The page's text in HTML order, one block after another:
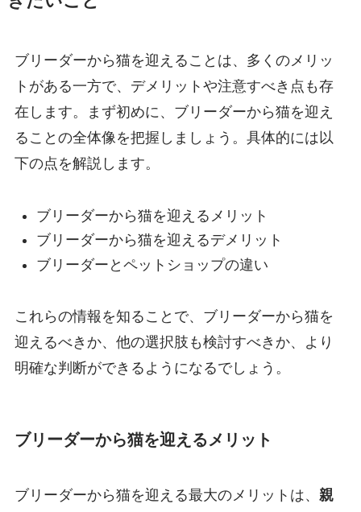
ブリーダーから猫を迎えることは、多くのメリッ
トがある一方で、デメリットや注意すべき点も存
在します。まず初めに、ブリーダーから猫を迎え
ることの全体像を把握しましょう。具体的には以
下の点を解説します。
ブリーダーから猫を迎えるメリット
ブリーダーから猫を迎えるデメリット
ブリーダーとペットショップの違い
これらの情報を知ることで、ブリーダーから猫を
迎えるべきか、他の選択肢も検討すべきか、より
明確な判断ができるようになるでしょう。
ブリーダーから猫を迎えるメリット
ブリーダーから猫を迎える最大のメリットは、 親